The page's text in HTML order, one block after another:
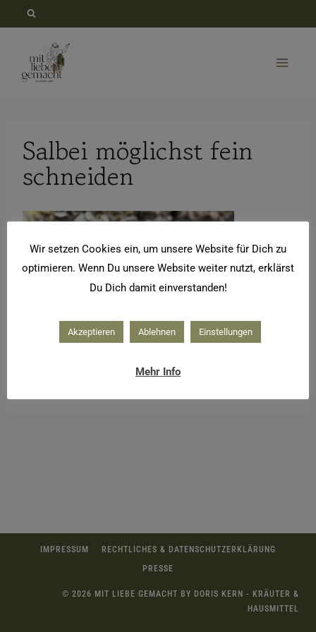
springen
Salbei möglichst fein
schneiden
IMPRESSUM
RECHTLICHES & DATENSCHUTZERKLÄRUNG
PRESSE
© 2026 MIT LIEBE GEMACHT BY DORIS KERN - KRÄUTER &
HAUSMITTEL
Wir setzen Cookies ein, um unsere Website für Dich zu
optimieren. Wenn Du unsere Website weiter nutzt, erklärst
Du Dich damit einverstanden!
Akzeptieren Ablehnen Einstellungen
Mehr Info